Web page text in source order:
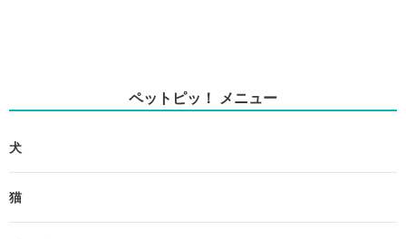
ペットピッ！ メニュー
犬
猫